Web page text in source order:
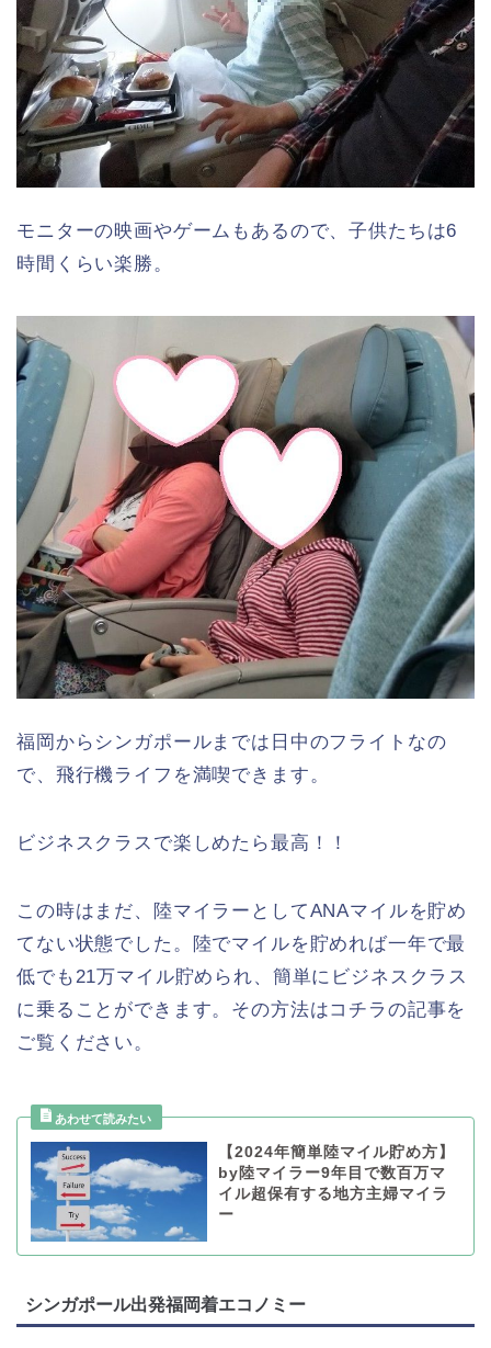
モニターの映画やゲームもあるので、子供たちは6
時間くらい楽勝。
福岡からシンガポールまでは日中のフライトなの
で、飛行機ライフを満喫できます。
ビジネスクラスで楽しめたら最高！！
この時はまだ、陸マイラーとしてANAマイルを貯め
てない状態でした。陸でマイルを貯めれば一年で最
低でも21万マイル貯められ、簡単にビジネスクラス
に乗ることができます。その方法はコチラの記事を
ご覧ください。
【2024年簡単陸マイル貯め方】
by陸マイラー9年目で数百万マ
イル超保有する地方主婦マイラ
ー
シンガポール出発福岡着エコノミー